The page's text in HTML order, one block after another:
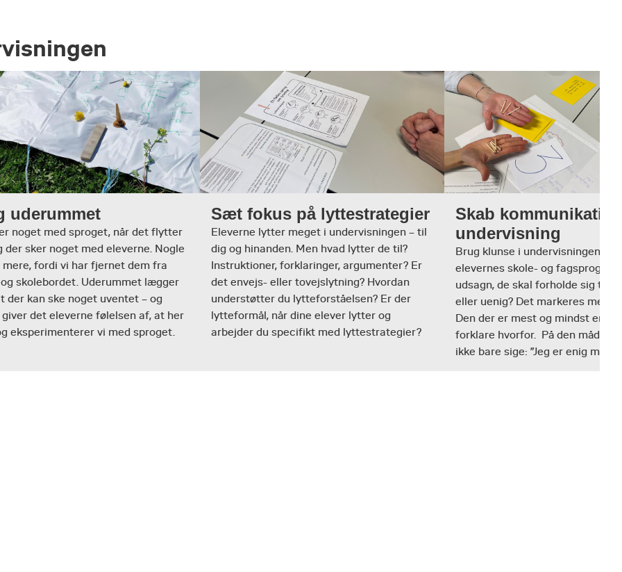
uderummet
noget med sproget, når det flytter
der sker noget med eleverne. Nogle
fordi vi har fjernet dem fra
skolebordet. Uderummet lægger
der kan ske noget uventet – og
giver det eleverne følelsen af, at her
eksperimenterer vi med sproget.
Sæt fokus på lyttestrategier
Eleverne lytter meget i undervisningen – til
dig og hinanden. Men hvad lytter de til?
Instruktioner, forklaringer, argumenter? Er
det envejs- eller tovejslytning? Hvordan
understøtter du lytteforståelsen? Er der
lytteformål, når dine elever lytter og
arbejder du specifikt med lyttestrategier?
Skab kommunikativ
undervisning
Brug klunse i undervisningen til
elevernes skole- og fagsprog.
udsagn, de skal forholde sig til.
eller uenig? Det markeres med
Den der er mest og mindst enig
forklare hvorfor. På den måde
ikke bare sige: ”Jeg er enig med